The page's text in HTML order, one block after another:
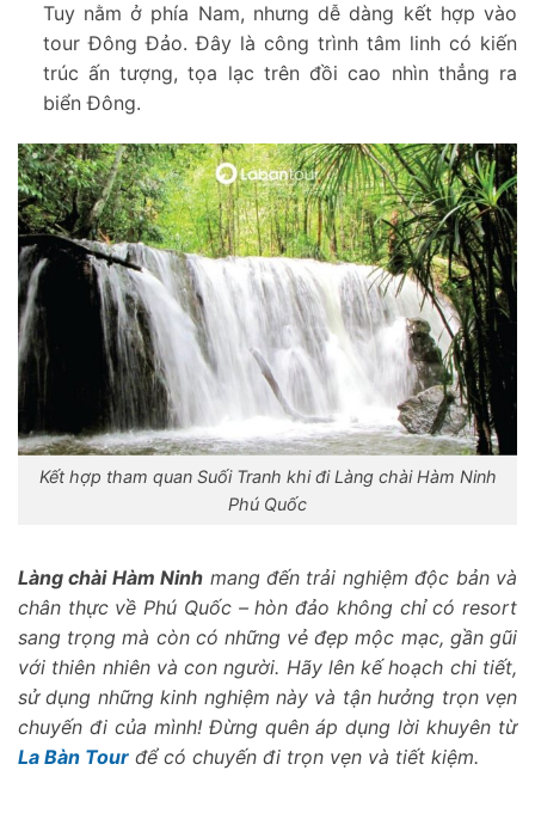
Tuy nằm ở phía Nam, nhưng dễ dàng kết hợp vào
tour Đông Đảo. Đây là công trình tâm linh có kiến
trúc ấn tượng, tọa lạc trên đồi cao nhìn thẳng ra
biển Đông.
Kết hợp tham quan Suối Tranh khi đi Làng chài Hàm Ninh
Phú Quốc
Làng chài Hàm Ninh mang đến trải nghiệm độc bản và
chân thực về Phú Quốc – hòn đảo không chỉ có resort
sang trọng mà còn có những vẻ đẹp mộc mạc, gần gũi
với thiên nhiên và con người. Hãy lên kế hoạch chi tiết,
sử dụng những kinh nghiệm này và tận hưởng trọn vẹn
chuyến đi của mình! Đừng quên áp dụng lời khuyên từ
La Bàn Tour để có chuyến đi trọn vẹn và tiết kiệm.